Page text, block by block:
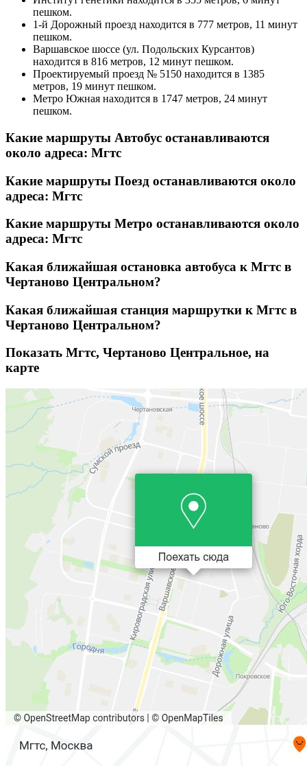
пешком.
1-й Дорожный проезд находится в 777 метров, 11 минут
пешком.
Варшавское шоссе (ул. Подольских Курсантов)
находится в 816 метров, 12 минут пешком.
Проектируемый проезд № 5150 находится в 1385
метров, 19 минут пешком.
Метро Южная находится в 1747 метров, 24 минут
пешком.
Какие маршруты Автобус останавливаются
около адреса: Мгтс
Какие маршруты Поезд останавливаются около
адреса: Мгтс
Какие маршруты Метро останавливаются около
адреса: Мгтс
Какая ближайшая остановка автобуса к Мгтс в
Чертаново Центральном?
Какая ближайшая станция маршрутки к Мгтс в
Чертаново Центральном?
Показать Мгтс, Чертаново Центральное, на
карте